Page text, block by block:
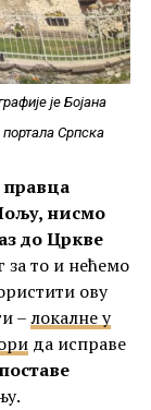
је Бојана
Српска
правца
нисмо
до Цркве
за то и нећемо
ову
–локалне у
да исправе
поставе